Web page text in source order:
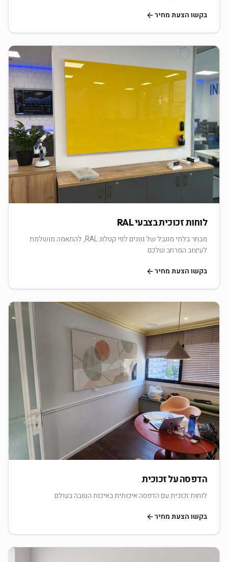
בקשו הצעת מחיר
לוחות זכוכית בצבעי RAL
מבחר בלתי מוגבל של גוונים לפי קטלוג RAL, להתאמה מושלמת
לעיצוב המרחב שלכם
בקשו הצעת מחיר
הדפסה על זכוכית
לוחות זכוכית עם הדפסה איכותית באיכות הטובה בעולם
בקשו הצעת מחיר